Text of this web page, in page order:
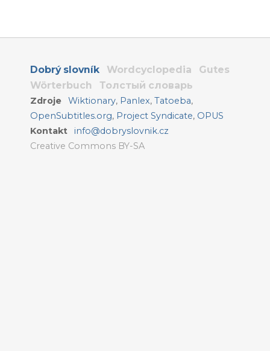
Dobrý slovník Wordcyclopedia
Gutes
Wörterbuch
Толстый словарь
Zdroje Wiktionary, Panlex,Tatoeba,
OpenSubtitles.org, Project Syndicate, OPUS
Kontakt
info@dobryslovnik.cz
Creative Commons BY-SA